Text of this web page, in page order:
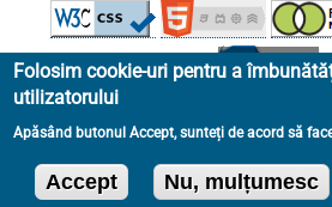
Folosim cookie-uri pentru a
utilizatorului
Apăsând butonul Accept, sunteți de acord să
Accept Nu, mulțumesc